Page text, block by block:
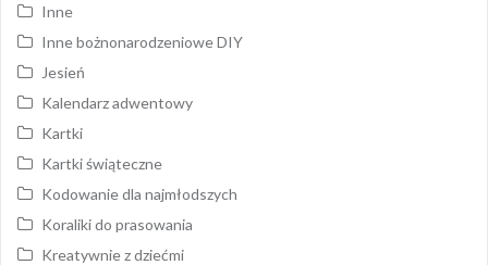
Inne
Inne bożnonarodzeniowe DIY
Jesień
Kalendarz adwentowy
Kartki
Kartki świąteczne
Kodowanie dla najmłodszych
Koraliki do prasowania
Kreatywnie z dziećmi